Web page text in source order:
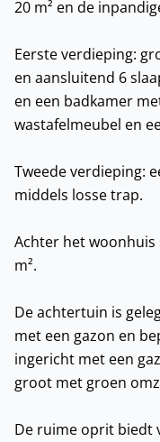
20 m² en de
Eerste verdieping:
en aansluitend 6
en een badkamer
wastafelmeubel en
Tweede verdieping:
middels losse trap.
Achter het woonhuis
m².
De achtertuin is
met een gazon en
ingericht met een
groot met groen
De ruime oprit biedt